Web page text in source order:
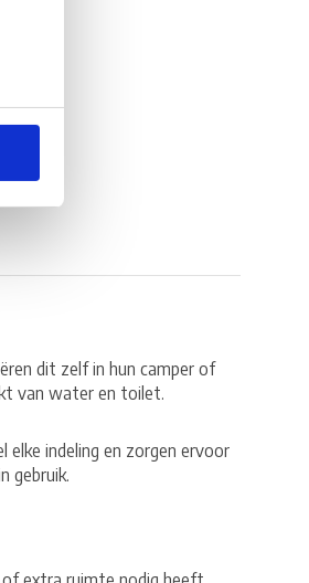
dit zelf in hun camper of
van water en toilet.
elke indeling en zorgen ervoor
gebruik.